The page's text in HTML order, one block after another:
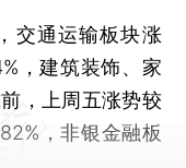
通运输板块涨
，建筑装饰、家
，上周五涨势较
，非银金融板